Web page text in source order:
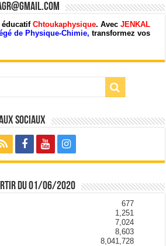
éducatifChtoukaphysique. AvecJENKAL
de Physique-Chimie,transformez vos
Sociaux
du 01/06/2020
677
1,251
7,024
8,603
8,041,728